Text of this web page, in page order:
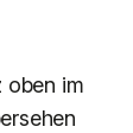
oben im